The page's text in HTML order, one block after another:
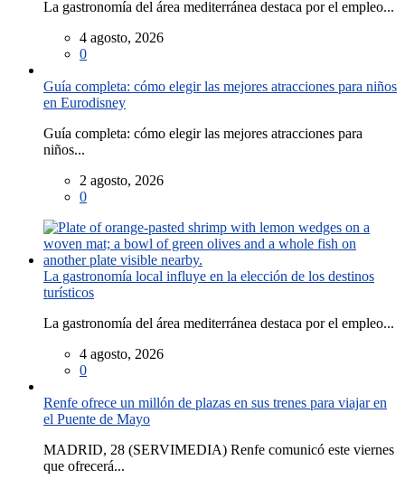
La gastronomía del área mediterránea destaca por el empleo...
4 agosto, 2026
0
Guía completa: cómo elegir las mejores atracciones para niños
en Eurodisney
Guía completa: cómo elegir las mejores atracciones para
niños...
2 agosto, 2026
0
La gastronomía local influye en la elección de los destinos
turísticos
La gastronomía del área mediterránea destaca por el empleo...
4 agosto, 2026
0
Renfe ofrece un millón de plazas en sus trenes para viajar en
el Puente de Mayo
MADRID, 28 (SERVIMEDIA) Renfe comunicó este viernes
que ofrecerá...